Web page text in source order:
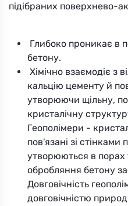
підібраних поверхнево-
Глибоко проникає в
бетону.
Хімічно взаємодіє з
кальцію цементу й
утворюючи щільну,
кристалічну
Геополімери -
пов'язані зі стінками
утворюються в порах
обробляння бетону
Довговічність
довговічністю